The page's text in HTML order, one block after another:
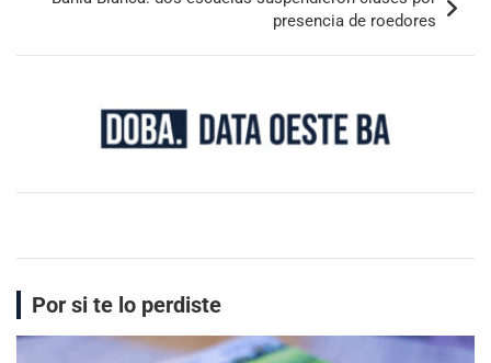
presencia de roedores
Por si te lo perdiste